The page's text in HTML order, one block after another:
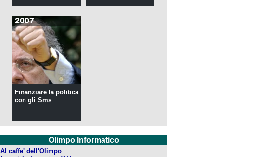
2007
Finanziare la politica
con gli Sms
Olimpo Informatico
Al caffe' dell'Olimpo: